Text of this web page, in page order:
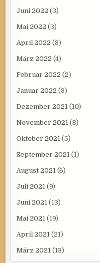
Juni 2022 (3)
Mai 2022 (3)
April 2022 (3)
März 2022 (4)
Februar 2022 (2)
Januar 2022 (3)
Dezember 2021 (10)
November 2021 (8)
Oktober 2021 (5)
September 2021 (1)
August 2021 (6)
Juli 2021 (9)
Juni 2021 (13)
Mai 2021 (19)
April 2021 (21)
März 2021 (13)